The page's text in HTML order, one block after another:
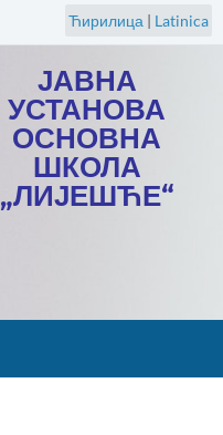
Ћирилица | Latinica
ЈАВНА
УСТАНОВА
ОСНОВНА
ШКОЛА
„ЛИЈЕШЋЕ“